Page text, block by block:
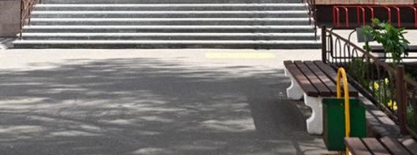
волне» в Казани выступят
Николай Расторгуев,
Филипп Киркоров
И.Метшин: «В Салават Купере
строится один из самых больших
инклюзивных центров «Доброй
Казани»»
30/07/2026